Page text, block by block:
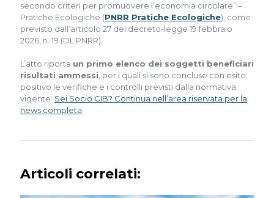
secondo criteri per promuovere l’economia circolare” –
Pratiche Ecologiche (PNRR Pratiche Ecologiche), come
previsto dall’articolo 27 del decreto-legge 19 febbraio
2026, n. 19 (DL PNRR).
L’atto riporta un primo elenco dei soggetti beneficiari
risultati ammessi, per i quali si sono concluse con esito
positivo le verifiche e i controlli previsti dalla normativa
vigente. Sei Socio CIB? Continua nell’area riservata per la
news completa
Articoli correlati: